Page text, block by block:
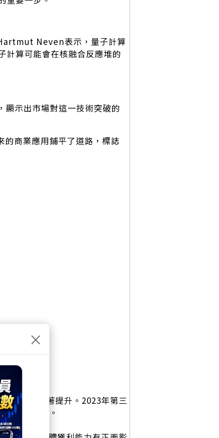
Neven表示，量子計算
計算可能會在核融合反應堆的
示出市場對這一技術突破的
商業應用鋪平了道路，標誌
淨利率顯著提升。2023年第三
年的7.51元。
×